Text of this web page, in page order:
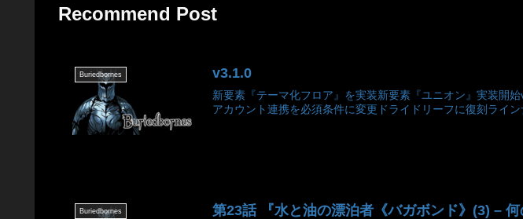
Recommend Post
Buriedbornes v3.1.0
新要素『テーマ化フロア』を実装新要素『ユニオン』実装開
アカウント連携を必須条件に変更ドライドリーフに復刻ライ
Buriedbornes 第23話 『水と油の漂泊者《バガボンド》(3) –